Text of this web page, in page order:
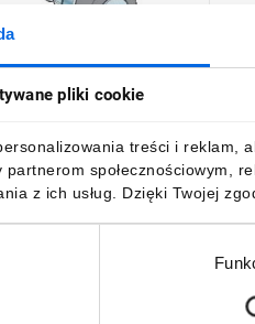
pliki cookie
treści i reklam,
społecznościowym,
z ich usług. Dzięki Twojej
Głowica oper. z kołnierzem
O 28,5mm, metalowa,
KAXZ1S141
110,80 złbrutto